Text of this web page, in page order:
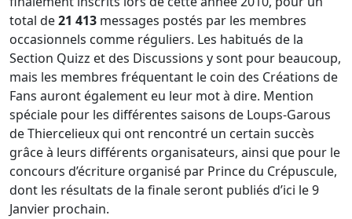
total de21 413 messages postés par les membres
occasionnels comme réguliers. Les habitués de la
Section Quizz et des Discussions y sont pour beaucoup,
mais les membres fréquentant le coin des Créations de
Fans auront également eu leur mot à dire. Mention
spéciale pour les différentes saisons de Loups-Garous
de Thiercelieux qui ont rencontré un certain succès
grâce à leurs différents organisateurs, ainsi que pour le
concours d’écriture organisé par Prince du Crépuscule,
dont les résultats de la finale seront publiés d’ici le 9
Janvier prochain.